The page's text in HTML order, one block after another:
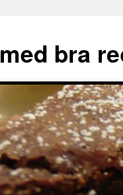
bra